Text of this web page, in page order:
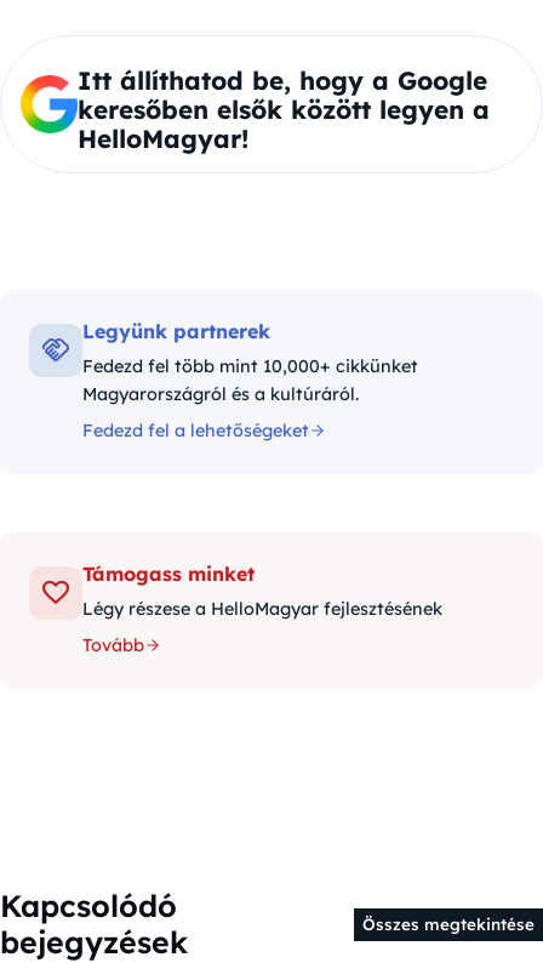
Itt állíthatod be, hogy a Google
keresőben elsők között legyen a
HelloMagyar!
Legyünk partnerek
Fedezd fel több mint 10,000+ cikkünket
Magyarországról és a kultúráról.
Fedezd fel a lehetőségeket
Támogass minket
Légy részese a HelloMagyar fejlesztésének
Tovább
Kapcsolódó
bejegyzések
Összes megtekintése